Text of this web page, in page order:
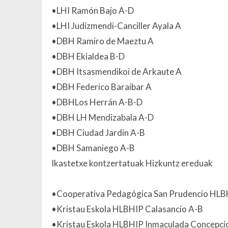
•LHI Ramón Bajo A-D
•LHI Judizmendi-Canciller Ayala A
•DBH Ramiro de Maeztu A
•DBH Ekialdea B-D
•DBH Itsasmendikoi de Arkaute A
•DBH Federico Baraibar A
•DBHLos Herrán A-B-D
•DBH LH Mendizabala A-D
•DBH Ciudad Jardín A-B
•DBH Samaniego A-B
Ikastetxe kontzertatuak Hizkuntz ereduak
•Cooperativa Pedagógica San Prudencio
•Kristau Eskola HLBHIP Calasancio A-B
•Kristau Eskola HLBHIP Inmaculada